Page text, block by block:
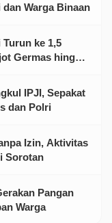
Warga Binaan
ke 1,5
Germas hingga
IPJI, Sepakat
dan Polri
Izin, Aktivitas
Sorotan
Pangan
Warga